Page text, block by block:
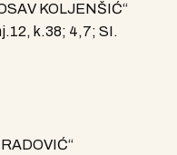
KOLJENŠIĆ“
k.38; 4,7; SI.